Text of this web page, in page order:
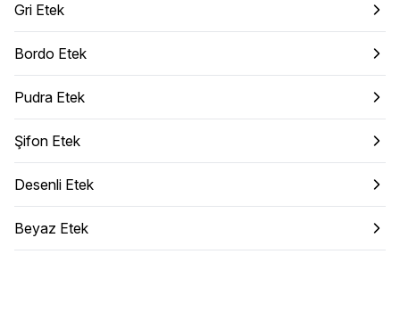
Gri Etek
Bordo Etek
Pudra Etek
Şifon Etek
Desenli Etek
Beyaz Etek